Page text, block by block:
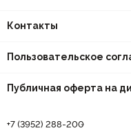
Контакты
Пользовательское
Публичная оферта на
+7 (3952) 288-200